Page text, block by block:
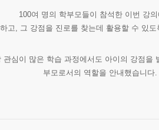
100여 명의 학부모들이 참석한 이번 강
고, 그 강점을 진로를 찾는데 활용할 수 있
관심이 많은 학습 과정에서도 아이의 강점을
부모로서의 역할을 안내했습니다.